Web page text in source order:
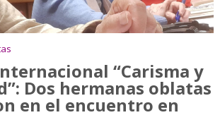
“Carisma y
Dos hermanas oblatas
en el encuentro en